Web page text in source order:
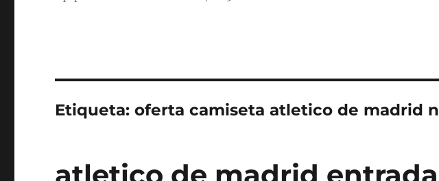
Etiqueta:oferta camiseta atletico de madrid